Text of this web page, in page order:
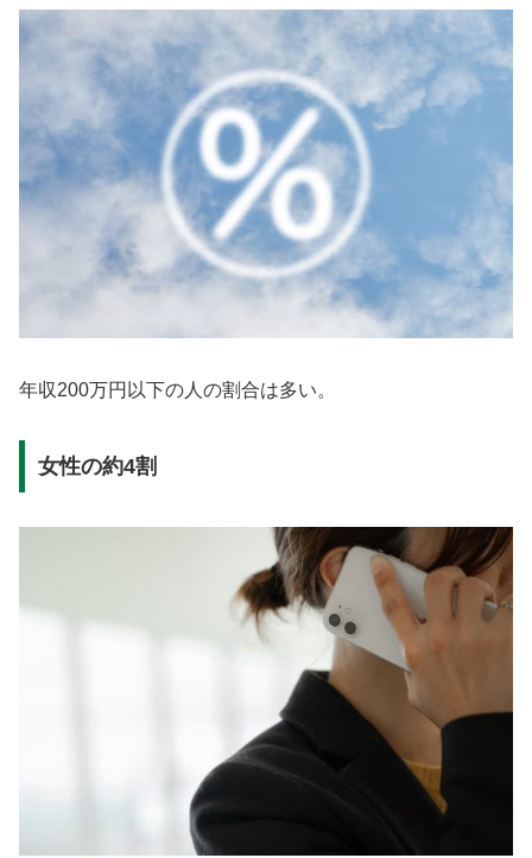
年収200万円以下の人の割合は多い。
女性の約4割